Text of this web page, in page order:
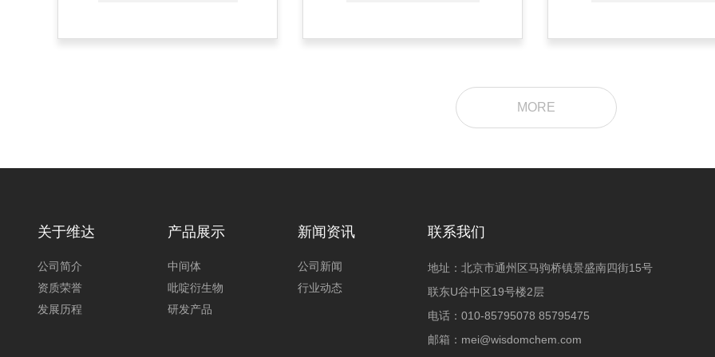
MORE
关于维达
公司简介
资质荣誉
发展历程
产品展示
中间体
吡啶衍生物
研发产品
新闻资讯
公司新闻
行业动态
联系我们
地址：北京市通州区马驹桥镇景盛南四街15号
联东U谷中区19号楼2层
电话：010-85795078 85795475
邮箱： mei@wisdomchem.com